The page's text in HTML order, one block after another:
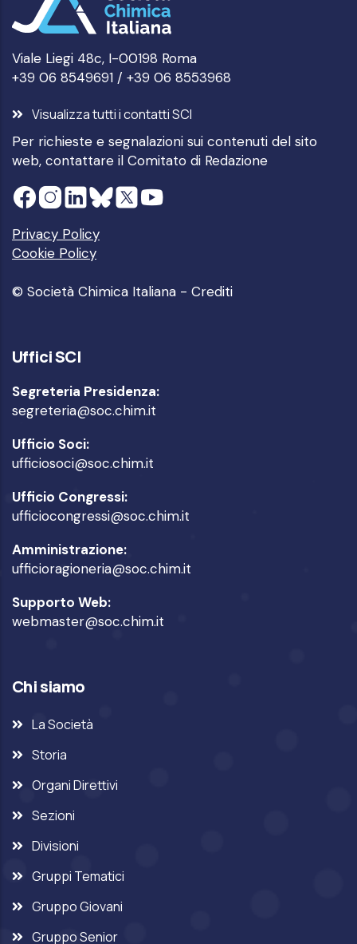
Viale Liegi 48c, I-00198 Roma
+39 06 8549691 / +39 06 8553968
Visualizza tutti i contatti SCI
Per richieste e segnalazioni sui contenuti del sito
web, contattare il Comitato di Redazione
Privacy Policy
Cookie Policy
© Società Chimica Italiana - Crediti
Uffici SCI
Segreteria Presidenza:
segreteria@soc.chim.it
Ufficio Soci:
ufficiosoci@soc.chim.it
Ufficio Congressi:
ufficiocongressi@soc.chim.it
Amministrazione:
ufficioragioneria@soc.chim.it
Supporto Web:
webmaster@soc.chim.it
Chi siamo
La Società
Storia
Organi Direttivi
Sezioni
Divisioni
Gruppi Tematici
Gruppo Giovani
Gruppo Senior